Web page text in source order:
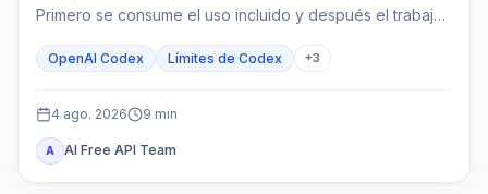
Primero se consume el uso incluido y después el trabajo
OpenAI Codex Límites de Codex +3
4 ago. 2026 9 min
A AI Free API Team